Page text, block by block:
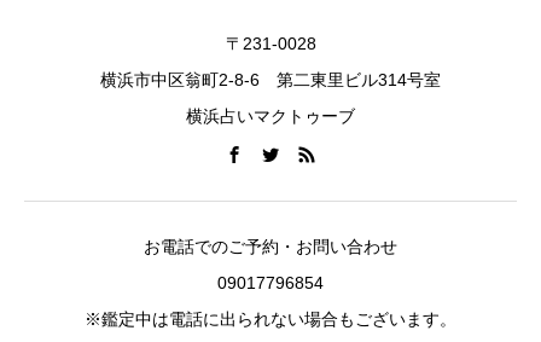
〒231-0028
横浜市中区翁町2-8-6 第二東里ビル314号室
横浜占いマクトゥーブ
お電話でのご予約・お問い合わせ
09017796854
※鑑定中は電話に出られない場合もございます。